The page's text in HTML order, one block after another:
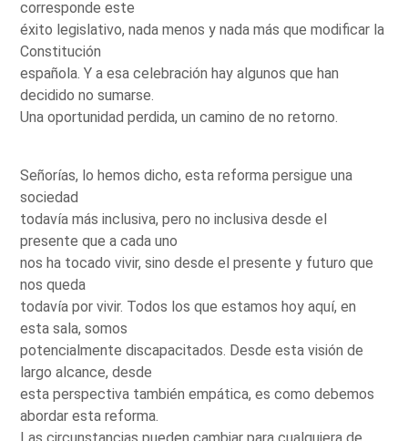
corresponde este
éxito legislativo, nada menos y nada más que modificar la
Constitución
española. Y a esa celebración hay algunos que han
decidido no sumarse.
Una oportunidad perdida, un camino de no retorno.
Señorías, lo hemos dicho, esta reforma persigue una
sociedad
todavía más inclusiva, pero no inclusiva desde el
presente que a cada uno
nos ha tocado vivir, sino desde el presente y futuro que
nos queda
todavía por vivir. Todos los que estamos hoy aquí, en
esta sala, somos
potencialmente discapacitados. Desde esta visión de
largo alcance, desde
esta perspectiva también empática, es como debemos
abordar esta reforma.
Las circunstancias pueden cambiar para cualquiera de